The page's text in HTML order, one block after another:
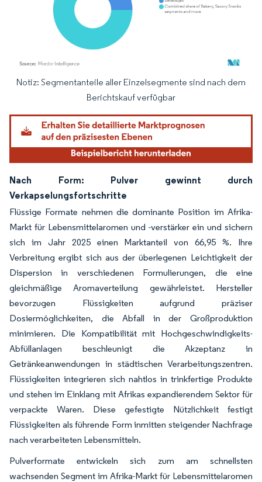
Bild © Mordor Intelligence. Wiederverwendung erfordert Namensnennung
Notiz: Segmentanteile aller Einzelsegmente sind nach dem
Berichtskauf verfügbar
Nach Form: Pulver gewinnt durch
Verkapselungsfortschritte
Flüssige Formate nehmen die dominante Position im Afrika-
Markt für Lebensmittelaromen und -verstärker ein und sichern
sich im Jahr 2025 einen Marktanteil von 66,95 %. Ihre
Verbreitung ergibt sich aus der überlegenen Leichtigkeit der
Dispersion in verschiedenen Formulierungen, die eine
gleichmäßige Aromaverteilung gewährleistet. Hersteller
bevorzugen Flüssigkeiten aufgrund präziser
Dosiermöglichkeiten, die Abfall in der Großproduktion
minimieren. Die Kompatibilität mit Hochgeschwindigkeits-
Abfüllanlagen beschleunigt die Akzeptanz in
Getränkeanwendungen in städtischen Verarbeitungszentren.
Flüssigkeiten integrieren sich nahtlos in trinkfertige Produkte
und stehen im Einklang mit Afrikas expandierendem Sektor für
verpackte Waren. Diese gefestigte Nützlichkeit festigt
Flüssigkeiten als führende Form inmitten steigender Nachfrage
nach verarbeiteten Lebensmitteln.
Pulverformate entwickeln sich zum am schnellsten
wachsenden Segment im Afrika-Markt für Lebensmittelaromen